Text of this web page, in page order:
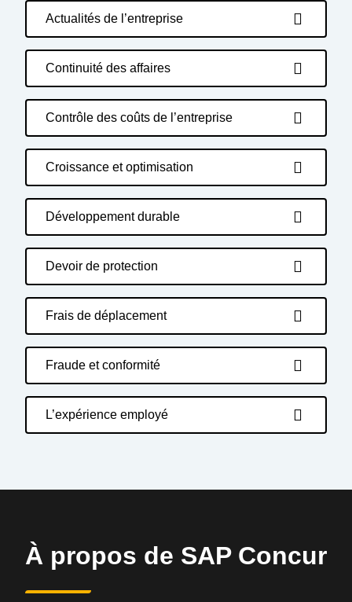
Actualités de l’entreprise
Continuité des affaires
Contrôle des coûts de l’entreprise
Croissance et optimisation
Développement durable
Devoir de protection
Frais de déplacement
Fraude et conformité
L’expérience employé
À propos de SAP Concur